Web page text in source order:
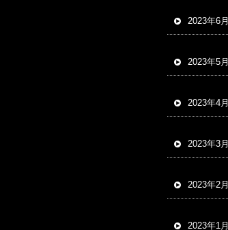
2023年6月
2023年5月
2023年4月
2023年3月
2023年2月
2023年1月